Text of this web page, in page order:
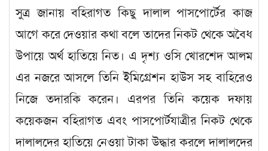
সুত্র জানায় বহিরাগত কিছু দালাল পাসপোর্টের কাজ
আগে করে দেওয়ার কথা বলে তাদের নিকট থেকে অবৈধ
উপায়ে অর্থ হাতিয়ে নিত। এ দৃশ্য ওসি খোরশেদ আলম
এর নজরে আসলে তিনি ইমিগ্রেশন হাউস সহ বাহিরেও
নিজে তদারকি করেন। এরপর তিনি কয়েক দফায়
কয়েকজন বহিরাগত এবং পাসপোর্টযাত্রীর নিকট থেকে
দালালদের হাতিয়ে নেওয়া টাকা উদ্ধার করলে দালালদের